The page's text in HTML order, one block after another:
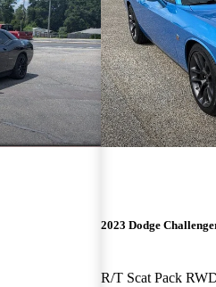
2023 Dodge
R/T Scat Pack